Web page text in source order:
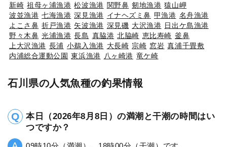
新崎 祖母ヶ浦漁港 松波漁港 関野鼻 剱地漁港 猿山岬
波並漁港 七海漁港 深見漁港 イナヘズミ鼻 甲漁港 名舟漁港
よこさ鼻 折戸漁港 矢波漁港 深見磯 大沢漁港 日出ケ島漁港
野々木鼻 光浦漁港 長島 真脇港 北脇崎 恵比寿崎 釜鼻
上大沢漁港 長浦 小鵜入漁港 大長崎 宗崎 窓岩 真浦千畳敷
内浦総合運動公園 東浜漁港 八ヶ崎港 竜ケ崎
石川県の人気魚種の釣果情報
本日（2026年8月8日）の満潮と干潮の時間はい
つですか？